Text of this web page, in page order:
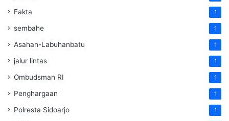
Fakta 1
sembahe 1
Asahan-Labuhanbatu 1
jalur lintas 1
Ombudsman RI 1
Penghargaan 1
Polresta Sidoarjo 1